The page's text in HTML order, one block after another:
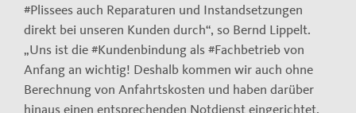
#Plissees auch Reparaturen und Instandsetzungen
direkt bei unseren Kunden durch“, so Bernd Lippelt.
„Uns ist die #Kundenbindung als #Fachbetrieb von
Anfang an wichtig! Deshalb kommen wir auch ohne
Berechnung von Anfahrtskosten und haben darüber
hinaus einen entsprechenden Notdienst eingerichtet,